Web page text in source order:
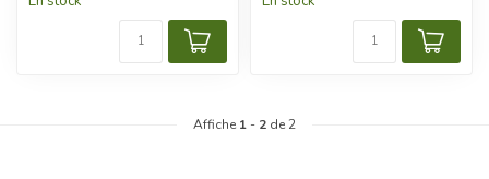
Affiche 1 - 2 de 2